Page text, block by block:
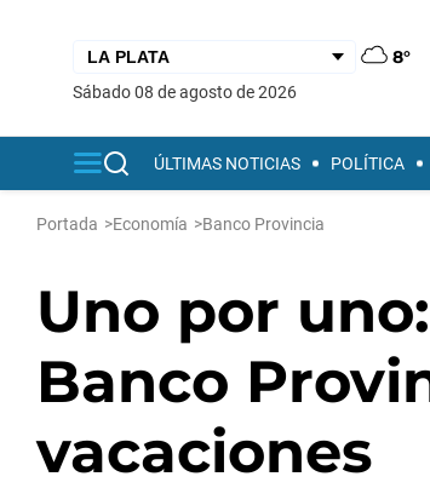
8°
sábado 08 de agosto de 2026
ÚLTIMAS NOTICIAS POLÍTICA
Portada >Economía >Banco Provincia
Uno por
Banco
vacaciones